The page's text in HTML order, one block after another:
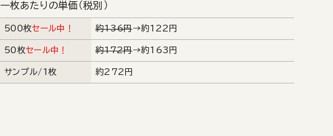
一枚あたりの単価（税別）
500枚セール中！ 約136円→約122円
50枚セール中！ 約172円→約163円
サンプル/1枚 約272円